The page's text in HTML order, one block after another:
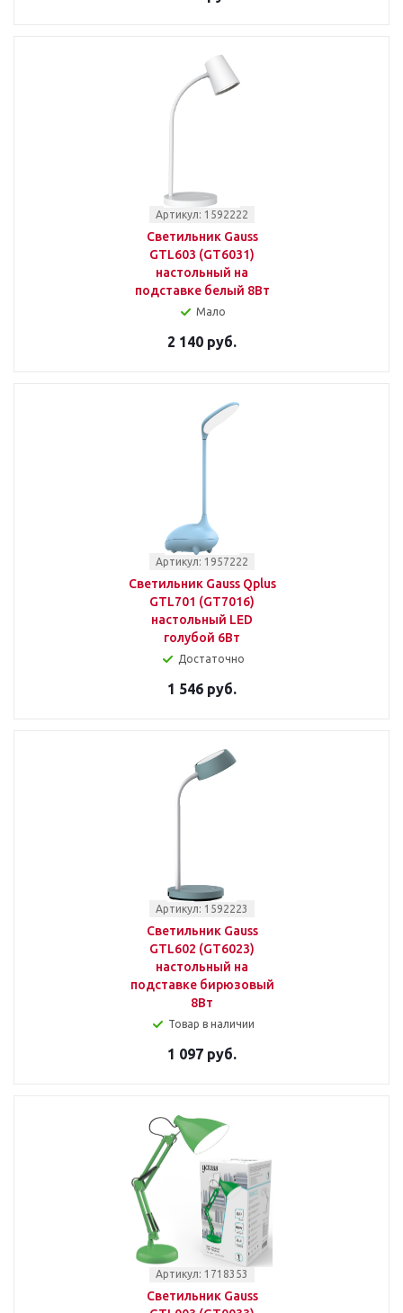
Артикул: 1592222
Светильник Gauss
GTL603 (GT6031)
настольный на
подставке белый 8Вт
Мало
2 140 руб.
Артикул: 1957222
Светильник Gauss Qplus
GTL701 (GT7016)
настольный LED
голубой 6Вт
Достаточно
1 546 руб.
Артикул: 1592223
Светильник Gauss
GTL602 (GT6023)
настольный на
подставке бирюзовый
8Вт
Товар в наличии
1 097 руб.
Артикул: 1718353
Светильник Gauss